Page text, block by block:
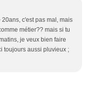
c'est pas mal, mais
métier?? mais si tu
je veux bien faire
toujours aussi pluvieux ;